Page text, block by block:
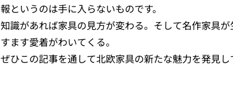
報というのは手に入らないものです。
知識があれば家具の見方が変わる。そして名作家具
すます愛着がわいてくる。
ぜひこの記事を通して北欧家具の新たな魅力を発見し